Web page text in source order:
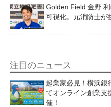
Golden Field 金野
可視化。元消防士が
注目のニュース
起業家必見！横浜銀
てオンライン創業支
催！